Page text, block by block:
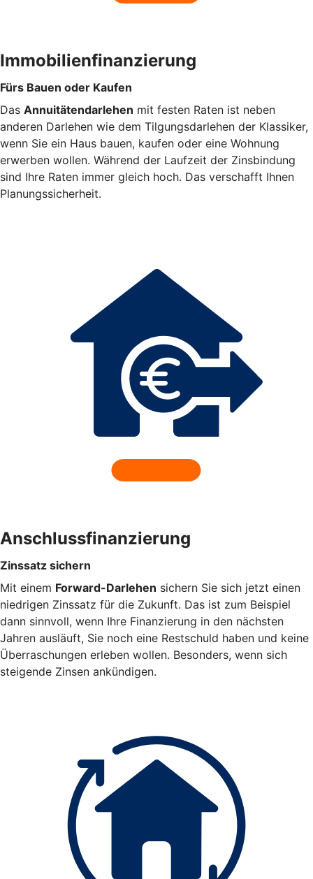
Immobilienfinanzierung
Fürs Bauen oder Kaufen
Das Annuitätendarlehen mit festen Raten ist neben
anderen Darlehen wie dem Tilgungsdarlehen der Klassiker,
wenn Sie ein Haus bauen, kaufen oder eine Wohnung
erwerben wollen. Während der Laufzeit der Zinsbindung
sind Ihre Raten immer gleich hoch. Das verschafft Ihnen
Planungssicherheit.
Anschlussfinanzierung
Zinssatz sichern
Mit einem Forward-Darlehen sichern Sie sich jetzt einen
niedrigen Zinssatz für die Zukunft. Das ist zum Beispiel
dann sinnvoll, wenn Ihre Finanzierung in den nächsten
Jahren ausläuft, Sie noch eine Restschuld haben und keine
Überraschungen erleben wollen. Besonders, wenn sich
steigende Zinsen ankündigen.